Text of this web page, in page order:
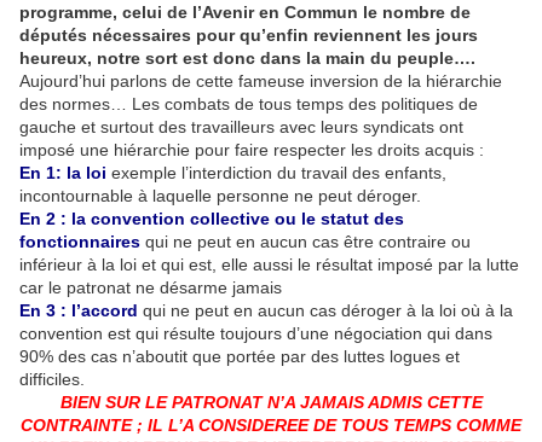
programme, celui de l’Avenir en Commun le nombre de
députés nécessaires pour qu’enfin reviennent les jours
heureux, notre sort est donc dans la main du peuple….
Aujourd’hui parlons de cette fameuse inversion de la hiérarchie
des normes… Les combats de tous temps des politiques de
gauche et surtout des travailleurs avec leurs syndicats ont
imposé une hiérarchie pour faire respecter les droits acquis :
En 1: la loi exemple l’interdiction du travail des enfants,
incontournable à laquelle personne ne peut déroger.
En 2 : la convention collective ou le statut des
fonctionnaires qui ne peut en aucun cas être contraire ou
inférieur à la loi et qui est, elle aussi le résultat imposé par la lutte
car le patronat ne désarme jamais
En 3 : l’accord qui ne peut en aucun cas déroger à la loi où à la
convention est qui résulte toujours d’une négociation qui dans
90% des cas n’aboutit que portée par des luttes logues et
difficiles.
BIEN SUR LE PATRONAT N’A JAMAIS ADMIS CETTE
CONTRAINTE ; IL L’A CONSIDEREE DE TOUS TEMPS COMME